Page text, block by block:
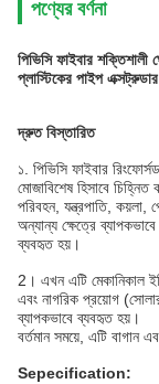
পণ্যের বর্ণনা
পিভিসি ফাইবার শক্তিশালী
প্লাস্টিকের পাইপ এক্সট্রুডার
দ্রুত বিস্তারিত
১. পিভিসি ফাইবার
মোজাবিশেষ হিসাবে
পরিবহন, যন্ত্রপাতি, কয়লা,
অন্যান্য ক্ষেত্রে
ব্যবহৃত হয়।
2। এখন এটি মেকানিকাল
এবং নাগরিক প্রয়োগ
ব্যাপকভাবে ব্যবহৃত হয়।
বর্তমান সময়ে, এটি বাগান
Sepecification: